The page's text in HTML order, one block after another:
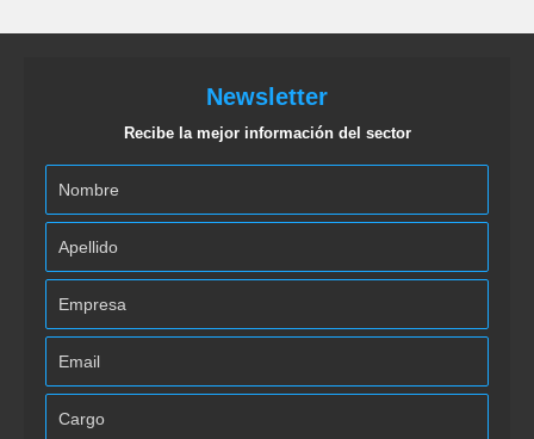
Newsletter
Recibe la mejor información del sector